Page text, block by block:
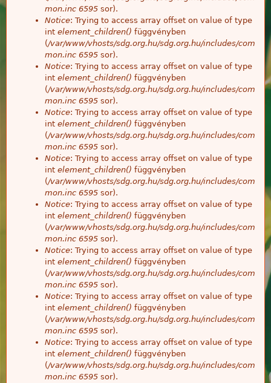
mon.inc 6595 sor).
Notice: Trying to access array offset on value of type
int element_children() függvényben
(/var/www/vhosts/sdg.org.hu/sdg.org.hu/includes/com
mon.inc 6595 sor).
Notice: Trying to access array offset on value of type
int element_children() függvényben
(/var/www/vhosts/sdg.org.hu/sdg.org.hu/includes/com
mon.inc 6595 sor).
Notice: Trying to access array offset on value of type
int element_children() függvényben
(/var/www/vhosts/sdg.org.hu/sdg.org.hu/includes/com
mon.inc 6595 sor).
Notice: Trying to access array offset on value of type
int element_children() függvényben
(/var/www/vhosts/sdg.org.hu/sdg.org.hu/includes/com
mon.inc 6595 sor).
Notice: Trying to access array offset on value of type
int element_children() függvényben
(/var/www/vhosts/sdg.org.hu/sdg.org.hu/includes/com
mon.inc 6595 sor).
Notice: Trying to access array offset on value of type
int element_children() függvényben
(/var/www/vhosts/sdg.org.hu/sdg.org.hu/includes/com
mon.inc 6595 sor).
Notice: Trying to access array offset on value of type
int element_children() függvényben
(/var/www/vhosts/sdg.org.hu/sdg.org.hu/includes/com
mon.inc 6595 sor).
Notice: Trying to access array offset on value of type
int element_children() függvényben
(/var/www/vhosts/sdg.org.hu/sdg.org.hu/includes/com
mon.inc 6595 sor).